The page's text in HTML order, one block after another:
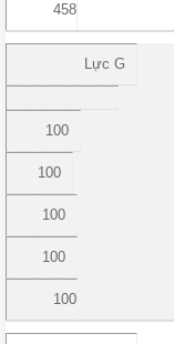
458
Lực G
100
100
100
100
100